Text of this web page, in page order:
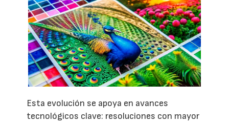
Esta evolución se apoya en avances
tecnológicos clave: resoluciones con mayor